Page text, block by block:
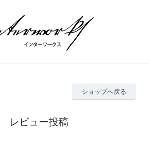
ショップへ戻る
レビュー投稿